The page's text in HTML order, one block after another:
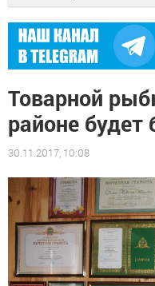
Товарной
районе будет
30.11.2017, 10:08